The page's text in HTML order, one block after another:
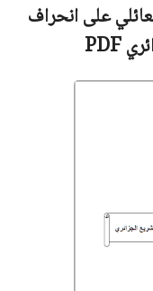
على انحراف
PDF